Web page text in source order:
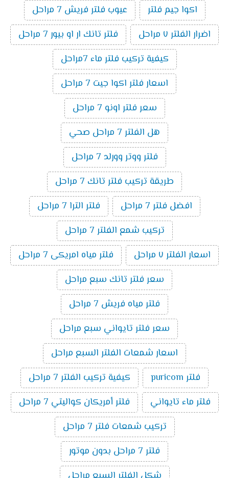
اكوا جيم فلتر
عيوب فلتر فريش 7 مراحل
اضرار الفلتر ٧ مراحل
فلتر تانك ار او بيور 7 مراحل
كيفية تركيب فلتر ماء 7مراحل
اسعار فلتر اكوا جيت 7 مراحل
سعر فلتر اونو 7 مراحل
هل الفلتر 7 مراحل صحي
فلتر ووتر وورلد 7 مراحل
طريقة تركيب فلتر تانك 7 مراحل
افضل فلتر 7 مراحل
فلتر الترا 7 مراحل
تركيب شمع الفلتر 7 مراحل
اسعار الفلتر ٧ مراحل
فلتر مياه امريكى 7 مراحل
سعر فلتر تانك سبع مراحل
فلتر مياه فريش 7 مراحل
سعر فلتر تايواني سبع مراحل
اسعار شمعات الفلتر السبع مراحل
فلتر puricom
كيفية تركيب الفلتر 7 مراحل
فلتر ماء تايواني
فلتر أمريكان كواليتي 7 مراحل
تركيب شمعات فلتر 7 مراحل
فلتر 7 مراحل بدون موتور